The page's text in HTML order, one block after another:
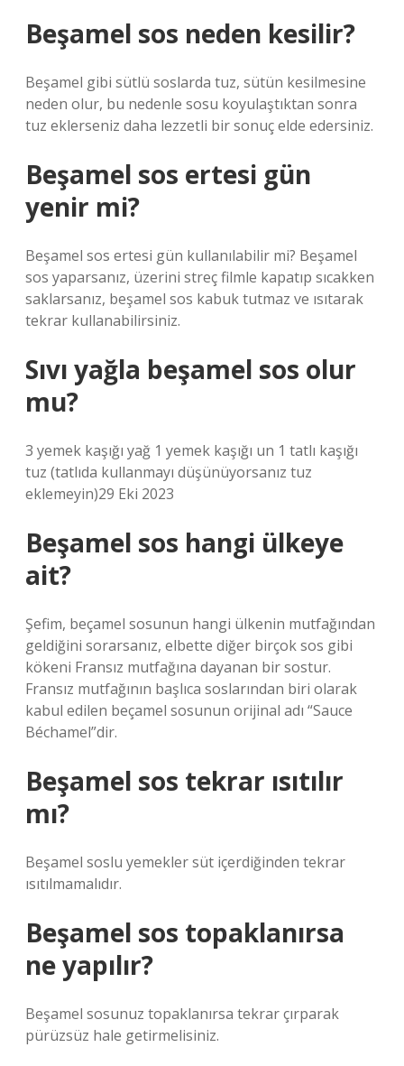
Beşamel sos neden kesilir?
Beşamel gibi sütlü soslarda tuz, sütün kesilmesine
neden olur, bu nedenle sosu koyulaştıktan sonra
tuz eklerseniz daha lezzetli bir sonuç elde edersiniz.
Beşamel sos ertesi gün
yenir mi?
Beşamel sos ertesi gün kullanılabilir mi? Beşamel
sos yaparsanız, üzerini streç filmle kapatıp sıcakken
saklarsanız, beşamel sos kabuk tutmaz ve ısıtarak
tekrar kullanabilirsiniz.
Sıvı yağla beşamel sos olur
mu?
3 yemek kaşığı yağ 1 yemek kaşığı un 1 tatlı kaşığı
tuz (tatlıda kullanmayı düşünüyorsanız tuz
eklemeyin)29 Eki 2023
Beşamel sos hangi ülkeye
ait?
Şefim, beçamel sosunun hangi ülkenin mutfağından
geldiğini sorarsanız, elbette diğer birçok sos gibi
kökeni Fransız mutfağına dayanan bir sostur.
Fransız mutfağının başlıca soslarından biri olarak
kabul edilen beçamel sosunun orijinal adı “Sauce
Béchamel”dir.
Beşamel sos tekrar ısıtılır
mı?
Beşamel soslu yemekler süt içerdiğinden tekrar
ısıtılmamalıdır.
Beşamel sos topaklanırsa
ne yapılır?
Beşamel sosunuz topaklanırsa tekrar çırparak
pürüzsüz hale getirmelisiniz.